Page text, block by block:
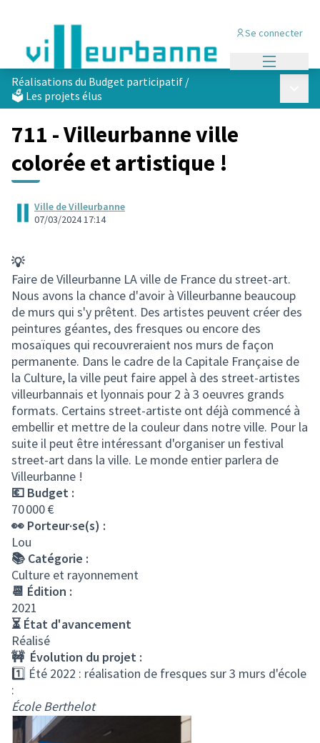
Se connecter
Réalisations du Budget participatif /
🗳️ Les projets élus
711 - Villeurbanne ville
colorée et artistique !
Ville de Villeurbanne
07/03/2024 17:14
💡
Faire de Villeurbanne LA ville de France du street-art.
Nous avons la chance d'avoir à Villeurbanne beaucoup
de murs qui s'y prêtent. Des artistes peuvent créer des
peintures géantes, des fresques ou encore des
mosaïques qui recouvreraient nos murs de façon
permanente. Dans le cadre de la Capitale Française de
la Culture, la ville peut faire appel à des street-artistes
villeurbannais et lyonnais pour 2 à 3 oeuvres grands
formats. Certains street-artiste ont déjà commencé à
embellir et mettre de la couleur dans notre ville. Pour la
suite il peut être intéressant d'organiser un festival
street-art dans la ville. Le monde entier parlera de
Villeurbanne !
💶 Budget :
70 000 €
👀 Porteur·se(s) :
Lou
📚 Catégorie :
Culture et rayonnement
📆 Édition :
2021
⏳ État d'avancement
Réalisé
🚧 Évolution du projet :
1️⃣ Été 2022 : réalisation de fresques sur 3 murs d'école
:
École Berthelot